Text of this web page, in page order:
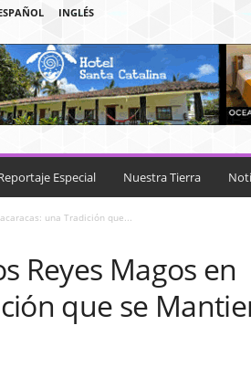
INGLÉS
Especial Nuestra Tierra
una Tradición que...
Reyes Magos en
que se